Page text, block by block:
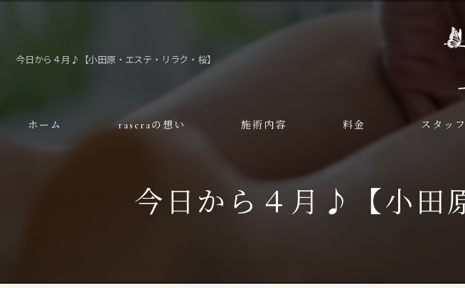
今日から４月♪【小田原・エステ・リラク・桜】
ホーム raseraの想い 施術内容 料金 スタッ
今日から４月♪【小田